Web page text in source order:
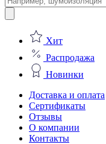
товаров
Хит
Распродажа
Новинки
Доставка и оплата
Сертификаты
Отзывы
О компании
Контакты